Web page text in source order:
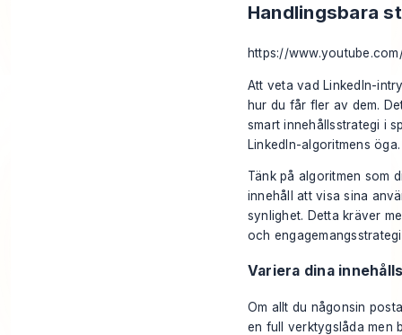
Handlingsbara
https://
Att veta vad LinkedIn-
hur du får fler av dem.
smart innehållsstrategi i
LinkedIn-algoritmens öga.
Tänk på algoritmen som
innehåll att visa sina
synlighet. Detta kräver
och
Variera dina
Om allt du någonsin
en full verktygslåda men